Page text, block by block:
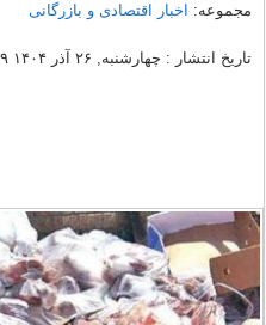
مجموعه: اخبار اقتصادی و بازرگانی
تاریخ انتشار : چهارشنبه, ۲۶ آذر ۱۴۰۴ ۰۸:۵۹